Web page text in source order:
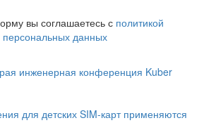
вы соглашаетесь с политикой
данных
инженерная конференция Kuber
для детских SIM-карт применяются